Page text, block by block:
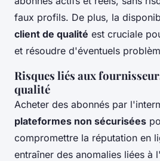
faux profils. De plus, la
client de qualité est cruciale
et résoudre d'éventuels
Risques liés aux
qualité
Acheter des abonnés par
plateformes non sécurisées
compromettre la réputation en
entraîner des anomalies liées à